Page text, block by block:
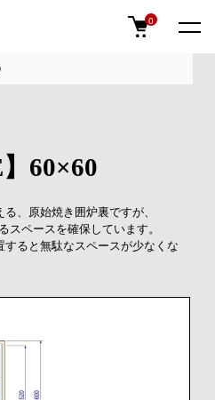
0
60×60
、原始焼き囲炉裏ですが、
スペースを確保しています。
ると無駄なスペースが少なくな